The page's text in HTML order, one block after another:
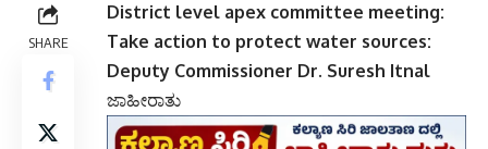
SHARE
District level apex committee meeting:
Take action to protect water sources:
Deputy Commissioner Dr. Suresh Itnal
ಜಾಹೀರಾತು